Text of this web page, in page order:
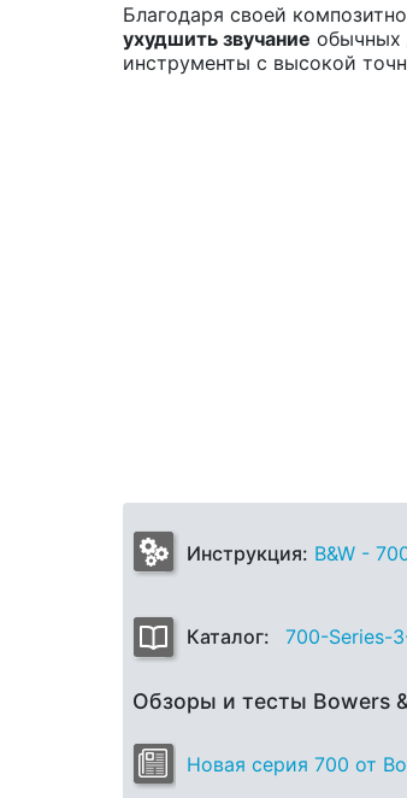
Благодаря своей
ухудшить звучание обычных
инструменты с высокой
Инструкция: B&W -
Каталог: 700-Series-
Обзоры и тесты Bowers
Новая серия 700 от